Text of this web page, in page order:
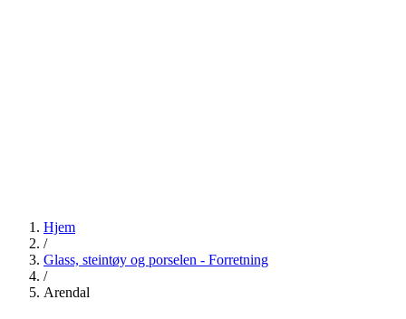
Hjem
/
Glass, steintøy og porselen - Forretning
/
Arendal